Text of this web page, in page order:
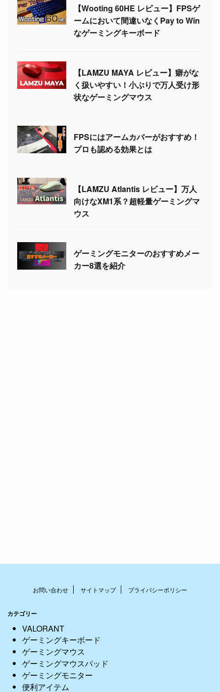
【Wooting 60HE レビュー】FPSゲ
ームにおいて間違いなくPay to Win
なゲーミングキーボード
【LAMZU MAYA レビュー】癖がな
く扱いやすい！小ぶりで万人受け形
状なゲーミングマウス
FPSにはアームカバーがおすすめ！
プロも認める効果とは
【LAMZU Atlantis レビュー】万人
向けなXM1系？超軽量ゲーミングマ
ウス
ゲーミングモニターのおすすめメー
カー8選を紹介
お問い合わせ サイトマップ プライバシーポリシー
カテゴリー
VALORANT
ゲーミングキーボード
ゲーミングマウス
ゲーミングマウスパッド
ゲーミングモニター
便利アイテム